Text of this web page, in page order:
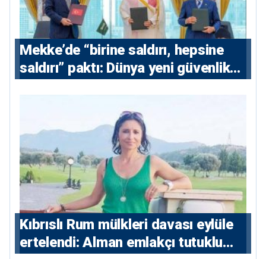
Mekke’de “birine saldırı, hepsine
saldırı” paktı: Dünya yeni güvenlik
Kıbrıslı Rum mülkleri davası eylüle
ertelendi: Alman emlakçı tutuklu